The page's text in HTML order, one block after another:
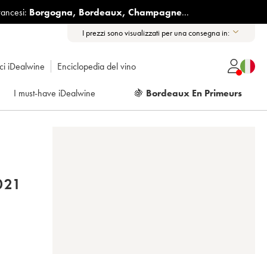
Borgogna, Bordeaux, Champagne...
I prezzi sono visualizzati per una consegna in:
iDealwine Enciclopedia del vino
I must-have iDealwine 🍇 Bordeaux En Primeurs